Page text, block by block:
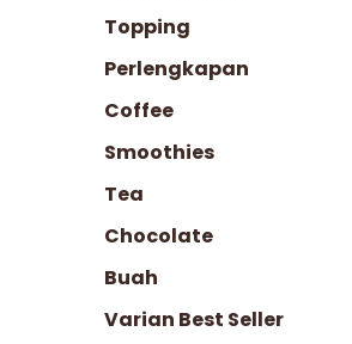
Topping
Perlengkapan
Coffee
Smoothies
Tea
Chocolate
Buah
Varian Best Seller